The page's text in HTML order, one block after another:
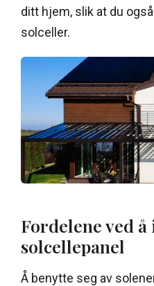
ditt hjem, slik at du
solceller.
Fordelene ved
solcellepanel
Å benytte seg av